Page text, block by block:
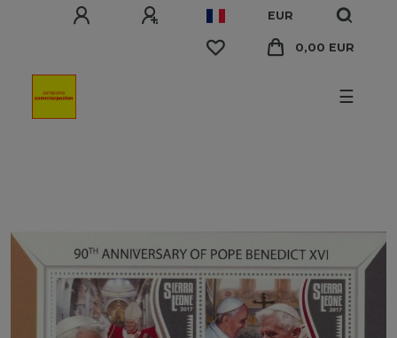
EUR
0,00 EUR
☰